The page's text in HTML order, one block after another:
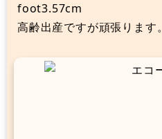
foot3.57cm
高齢出産ですが頑張ります。